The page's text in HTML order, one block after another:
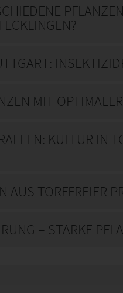
MIT
KULTUR IN
AUS TORFFREIER
– STARKE